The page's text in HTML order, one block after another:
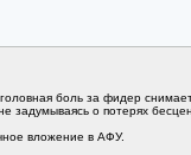
боль за фидер
задумываясь о потерях
вложение в АФУ.